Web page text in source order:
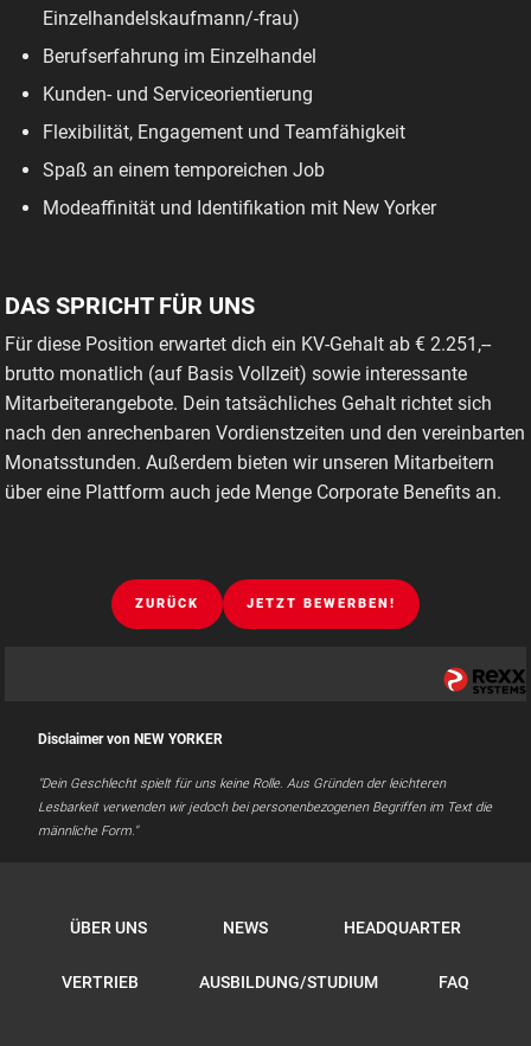
Einzelhandelskaufmann/-frau)
Berufserfahrung im Einzelhandel
Kunden- und Serviceorientierung
Flexibilität, Engagement und Teamfähigkeit
Spaß an einem temporeichen Job
Modeaffinität und Identifikation mit New Yorker
DAS SPRICHT FÜR UNS
Für diese Position erwartet dich ein KV-Gehalt ab € 2.251,--
brutto monatlich (auf Basis Vollzeit) sowie interessante
Mitarbeiterangebote. Dein tatsächliches Gehalt richtet sich
nach den anrechenbaren Vordienstzeiten und den vereinbarten
Monatsstunden. Außerdem bieten wir unseren Mitarbeitern
über eine Plattform auch jede Menge Corporate Benefits an.
ZURÜCK JETZT BEWERBEN!
Disclaimer von NEW YORKER
"Dein Geschlecht spielt für uns keine Rolle. Aus Gründen der leichteren
Lesbarkeit verwenden wir jedoch bei personenbezogenen Begriffen im Text die
männliche Form."
ÜBER UNS NEWS HEADQUARTER
VERTRIEB AUSBILDUNG/STUDIUM FAQ